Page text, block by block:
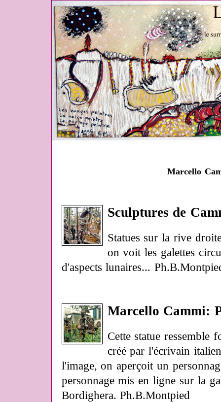
Marcello
Sculptures de
Statues sur la rive
on voit les galettes
d'aspects lunaires...
Marcello Cammi:
Cette statue ressemble
créé par l'écrivain
l'image, on aperçoit un
personnage mis en ligne sur la
Bordighera. Ph.B.Montpied